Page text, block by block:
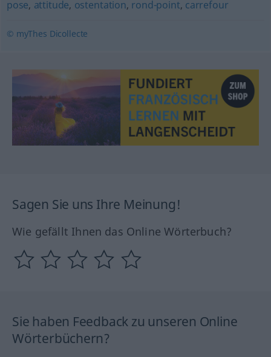
pose, attitude, ostentation, rond-point, carrefour
© myThes Dicollecte
Sagen Sie uns Ihre Meinung!
Wie gefällt Ihnen das Online Wörterbuch?
Sie haben Feedback zu unseren Online
Wörterbüchern?